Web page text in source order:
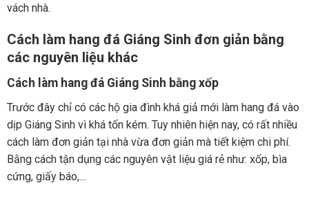
vách nhà.
Cách làm hang đá Giáng Sinh đơn giản bằng
các nguyên liệu khác
Cách làm hang đá Giáng Sinh bằng xốp
Trước đây chỉ có các hộ gia đình khá giả mới làm hang đá vào
dịp Giáng Sinh vì khá tốn kém. Tuy nhiên hiện nay, có rất nhiều
cách làm đơn giản tại nhà vừa đơn giản mà tiết kiệm chi phí.
Bằng cách tận dụng các nguyên vật liệu giá rẻ như: xốp, bìa
cứng, giấy báo,…